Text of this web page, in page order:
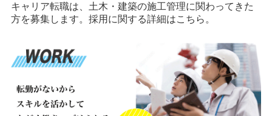
キャリア転職は、土木・建築の施工管理に関わってきた
方を募集します。採用に関する詳細はこちら。